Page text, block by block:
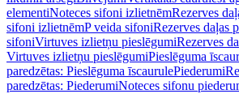
elementiNoteces sifoni izlietnēmRezerves
sifoni izlietnēmP veida sifoniRezerves daļas
sifoniVirtuves izlietņu pieslēgumiRezerves
Virtuves izlietņu pieslēgumiPieslēguma
paredzētas: Pieslēguma īscaurulePiederumi
paredzētas: PiederumiNoteces sifonu